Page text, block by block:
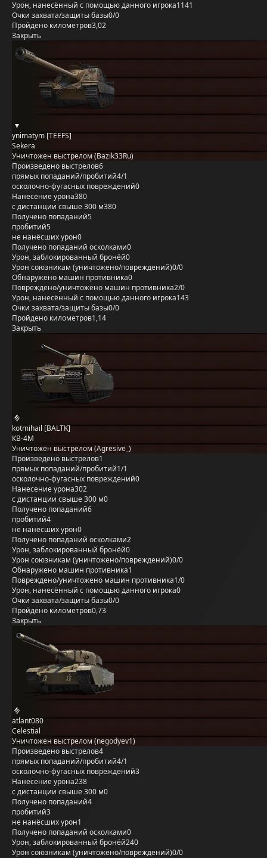
Урон, нанесённый с помощью данного игрока1141
Очки захвата/защиты базы0/0
Пройдено километров3,02
Закрыть
ynimatym [TEEFS]
Sekera
Уничтожен выстрелом (Bazik33Ru)
Произведено выстрелов6
прямых попаданий/пробитий4/1
осколочно-фугасных повреждений0
Нанесение урона380
с дистанции свыше 300 м380
Получено попаданий5
пробитий5
не нанёсших урон0
Получено попаданий осколками0
Урон, заблокированный бронёй0
Урон союзникам (уничтожено/повреждений)0/0
Обнаружено машин противника0
Повреждено/уничтожено машин противника2/0
Урон, нанесённый с помощью данного игрока143
Очки захвата/защиты базы0/0
Пройдено километров1,14
Закрыть
kotmihail [BALTK]
КВ-4М
Уничтожен выстрелом (Agresive_)
Произведено выстрелов1
прямых попаданий/пробитий1/1
осколочно-фугасных повреждений0
Нанесение урона302
с дистанции свыше 300 м0
Получено попаданий6
пробитий4
не нанёсших урон0
Получено попаданий осколками2
Урон, заблокированный бронёй0
Урон союзникам (уничтожено/повреждений)0/0
Обнаружено машин противника1
Повреждено/уничтожено машин противника1/0
Урон, нанесённый с помощью данного игрока0
Очки захвата/защиты базы0/0
Пройдено километров0,73
Закрыть
atlant080
Celestial
Уничтожен выстрелом (negodyev1)
Произведено выстрелов4
прямых попаданий/пробитий4/1
осколочно-фугасных повреждений3
Нанесение урона238
с дистанции свыше 300 м0
Получено попаданий4
пробитий3
не нанёсших урон1
Получено попаданий осколками0
Урон, заблокированный бронёй240
Урон союзникам (уничтожено/повреждений)0/0